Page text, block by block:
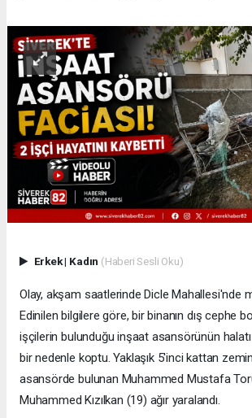
Erkek| Kadın (Haberi Sesli Oku)
Olay, akşam saatlerinde Dicle Mahallesi'nde
Edinilen bilgilere göre, bir binanın dış cephe
işçilerin bulunduğu inşaat asansörünün
bir nedenle koptu. Yaklaşık 5'inci kattan
asansörde bulunan Muhammed Mustafa
Muhammed Kızılkan (19) ağır yaralandı.